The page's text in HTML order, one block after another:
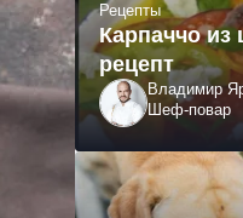
Рецепты
Карпаччо из
рецепт
Владимир
Шеф-повар